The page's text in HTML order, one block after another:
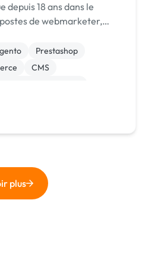
de webmarketer,
e-RP (relations blogueurs)
Prestashop
CMS
plus